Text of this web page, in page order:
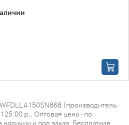
(производитель
р., Оптовая цена - по
и под заказ. Бесплатная